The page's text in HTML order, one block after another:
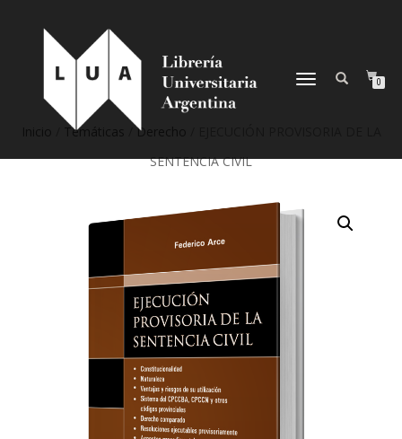
NAVEGACIÓN
0
Temáticas /Derecho
SENTENCIA CIVIL